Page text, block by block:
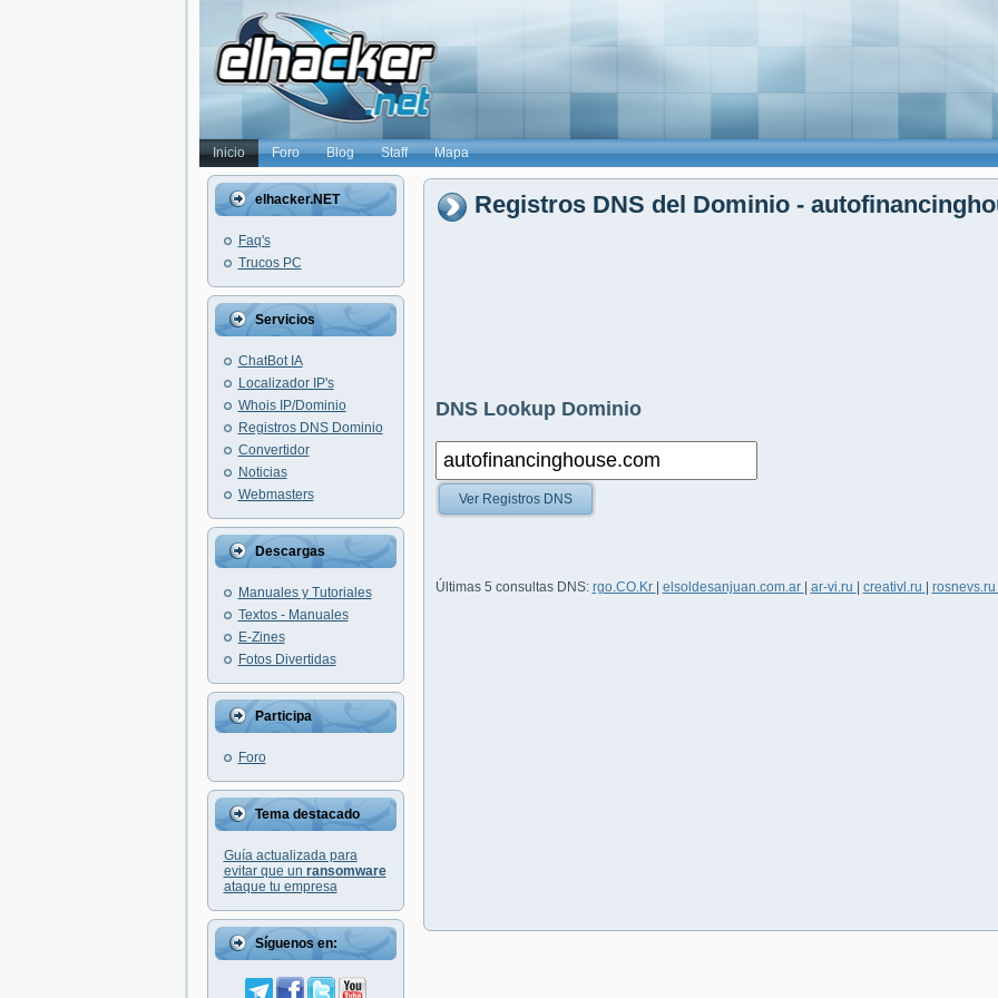
Inicio Foro Blog Staff Mapa
elhacker.NET
Faq's
Trucos PC
Servicios
ChatBot IA
Localizador IP's
Whois IP/Dominio
Registros DNS Dominio
Convertidor
Noticias
Webmasters
Descargas
Manuales y Tutoriales
Textos - Manuales
E-Zines
Fotos Divertidas
Participa
Foro
Tema destacado
Guía actualizada para
evitar que un ransomware
ataque tu empresa
Síguenos en:
Registros DNS del Dominio -
DNS Lookup Dominio
Ver Registros DNS
Últimas 5 consultas DNS: rgo.CO.Kr elsoldesanjuan.com.ar ar-vi.ru creativl.ru rosnevs.ru